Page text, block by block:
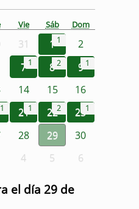
Vie Sáb Dom
31 1 1
2
7 1 82 9 1
14 15
16
1 211 222 231
28 29
30
4 5 6
el día 29 de